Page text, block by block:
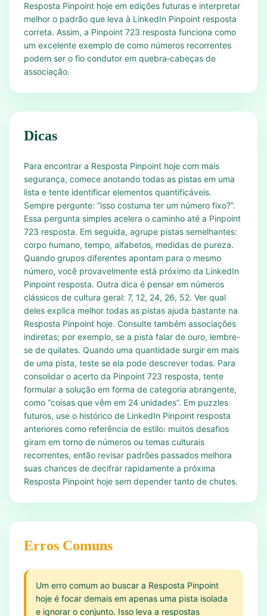
Resposta Pinpoint hoje em edições futuras e interpretar
melhor o padrão que leva à LinkedIn Pinpoint resposta
correta. Assim, a Pinpoint 723 resposta funciona como
um excelente exemplo de como números recorrentes
podem ser o fio condutor em quebra‑cabeças de
associação.
Dicas
Para encontrar a Resposta Pinpoint hoje com mais
segurança, comece anotando todas as pistas em uma
lista e tente identificar elementos quantificáveis.
Sempre pergunte: “isso costuma ter um número fixo?”.
Essa pergunta simples acelera o caminho até a Pinpoint
723 resposta. Em seguida, agrupe pistas semelhantes:
corpo humano, tempo, alfabetos, medidas de pureza.
Quando grupos diferentes apontam para o mesmo
número, você provavelmente está próximo da LinkedIn
Pinpoint resposta. Outra dica é pensar em números
clássicos de cultura geral: 7, 12, 24, 26, 52. Ver qual
deles explica melhor todas as pistas ajuda bastante na
Resposta Pinpoint hoje. Consulte também associações
indiretas; por exemplo, se a pista falar de ouro, lembre-
se de quilates. Quando uma quantidade surgir em mais
de uma pista, teste se ela pode descrever todas. Para
consolidar o acerto da Pinpoint 723 resposta, tente
formular a solução em forma de categoria abrangente,
como “coisas que vêm em 24 unidades”. Em puzzles
futuros, use o histórico de LinkedIn Pinpoint resposta
anteriores como referência de estilo: muitos desafios
giram em torno de números ou temas culturais
recorrentes, então revisar padrões passados melhora
suas chances de decifrar rapidamente a próxima
Resposta Pinpoint hoje sem depender tanto de chutes.
Erros Comuns
Um erro comum ao buscar a Resposta Pinpoint
hoje é focar demais em apenas uma pista isolada
e ignorar o conjunto. Isso leva a respostas